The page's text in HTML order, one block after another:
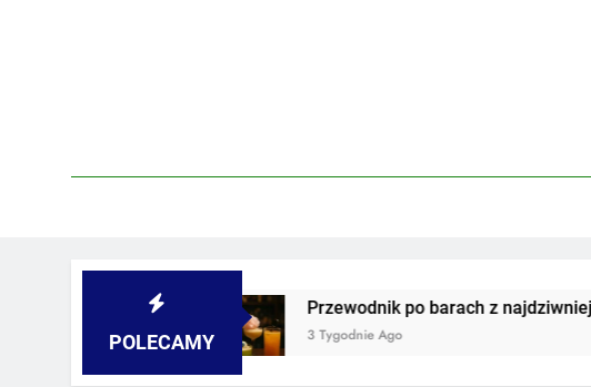
POLECAMY
Przewodnik po barach z najdziwniejszymi
3 Tygodnie Ago